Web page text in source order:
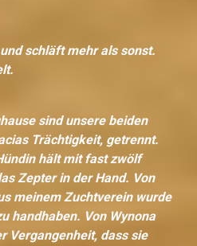
schläft mehr als sonst.
sind unsere beiden
Trächtigkeit, getrennt.
hält mit fast zwölf
Zepter in der Hand. Von
meinem Zuchtverein wurde
handhaben. Von Wynona
Vergangenheit, dass sie